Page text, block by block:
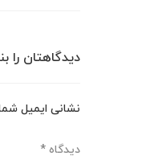
دیدگاهتان را
نشانی ایمیل
دیدگاه*